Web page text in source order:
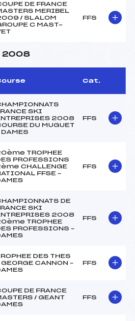
DE FRANCE
MERIBEL
/ SLALOM
C MAST-
FFS
2008
Cat.
SKI
2008
DU MUGUET
DAMES
FFS
TROPHEE
PROFESSIONS
CHALLENGE
FFSE –
FFS
DE
SKI
2008
TROPHEE
PROFESSIONS –
FFS
DES THES
GEORGE CANNON –
FFS
DE FRANCE
/ GEANT
FFS